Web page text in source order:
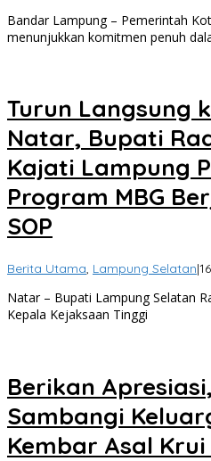
Bandar Lampung – Pemerintah
menunjukkan komitmen penuh
Turun Langsung
Natar, Bupati
Kajati Lampung
Program MBG
SOP
Berita Utama, Lampung Selatan|
Natar – Bupati Lampung Selatan
Kepala Kejaksaan Tinggi
Berikan
Sambangi
Kembar Asal